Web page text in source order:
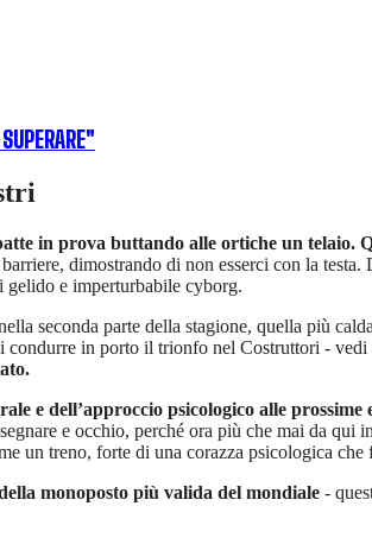
in prova buttando alle ortiche un
dimostrando di non esserci con la testa.
gelido e imperturbabile cyborg.
seconda parte della stagione, quella più
in porto il trionfo nel Costruttori -
e dell’approccio psicologico alle prossime
e occhio, perché ora più che mai da qui
un treno, forte di una corazza psicologica
monoposto più valida del mondiale -